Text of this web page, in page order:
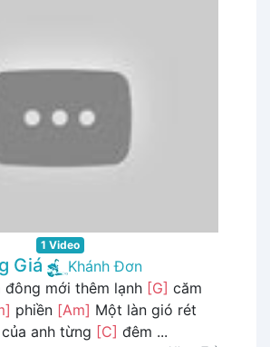
1 Video
Giá
Khánh Đơn
đông mới thêm lạnh [G] căm
phiền [Am] Một làn gió rét
anh từng [C] đêm ...